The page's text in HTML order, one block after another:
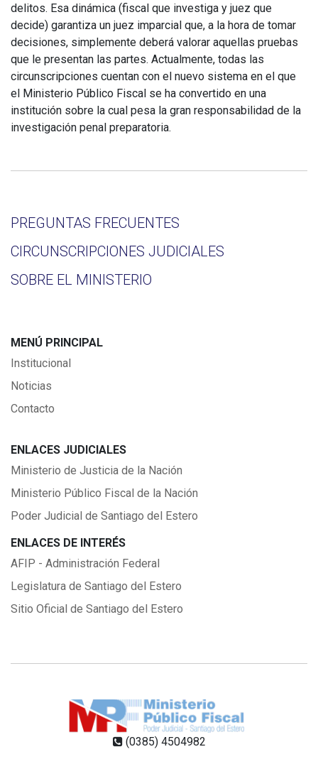
delitos. Esa dinámica (fiscal que investiga y juez que
decide) garantiza un juez imparcial que, a la hora de tomar
decisiones, simplemente deberá valorar aquellas pruebas
que le presentan las partes. Actualmente, todas las
circunscripciones cuentan con el nuevo sistema en el que
el Ministerio Público Fiscal se ha convertido en una
institución sobre la cual pesa la gran responsabilidad de la
investigación penal preparatoria.
PREGUNTAS FRECUENTES
CIRCUNSCRIPCIONES JUDICIALES
SOBRE EL MINISTERIO
MENÚ PRINCIPAL
Institucional
Noticias
Contacto
ENLACES JUDICIALES
Ministerio de Justicia de la Nación
Ministerio Público Fiscal de la Nación
Poder Judicial de Santiago del Estero
ENLACES DE INTERÉS
AFIP - Administración Federal
Legislatura de Santiago del Estero
Sitio Oficial de Santiago del Estero
(0385) 4504982